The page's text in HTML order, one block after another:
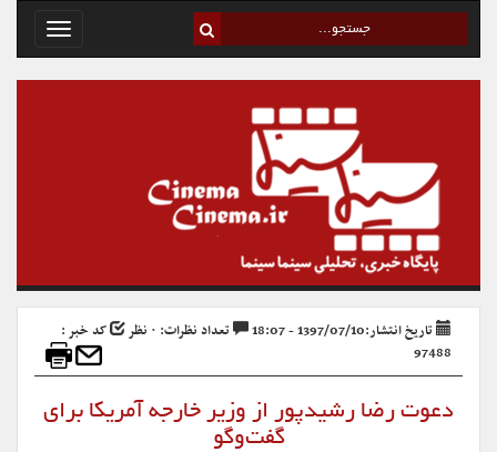
Toggle
تاریخ انتشار:1397/07/10 - 18:07 تعداد نظرات: ۰ نظر
کد خبر :
97488
دعوت رضا رشیدپور از وزیر خارجه آمریکا برای
گفت‌وگو